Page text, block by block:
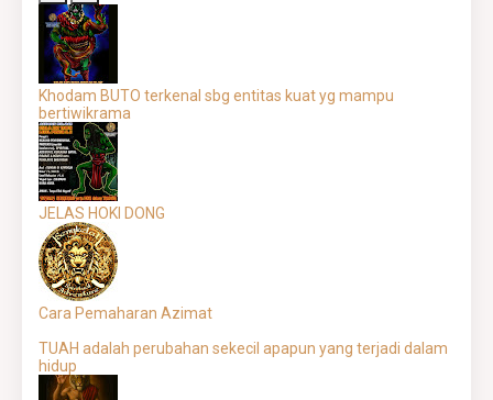
Khodam BUTO terkenal sbg entitas kuat yg mampu
bertiwikrama
JELAS HOKI DONG
Cara Pemaharan Azimat
TUAH adalah perubahan sekecil apapun yang terjadi dalam
hidup